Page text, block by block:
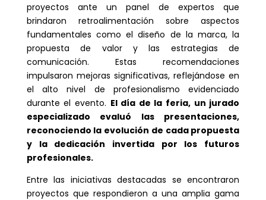
proyectos ante un panel de expertos que
brindaron retroalimentación sobre aspectos
fundamentales como el diseño de la marca, la
propuesta de valor y las estrategias de
comunicación. Estas recomendaciones
impulsaron mejoras significativas, reflejándose en
el alto nivel de profesionalismo evidenciado
durante el evento. El día de la feria, un jurado
especializado evaluó las presentaciones,
reconociendo la evolución de cada propuesta
y la dedicación invertida por los futuros
profesionales.
Entre las iniciativas destacadas se encontraron
proyectos que respondieron a una amplia gama